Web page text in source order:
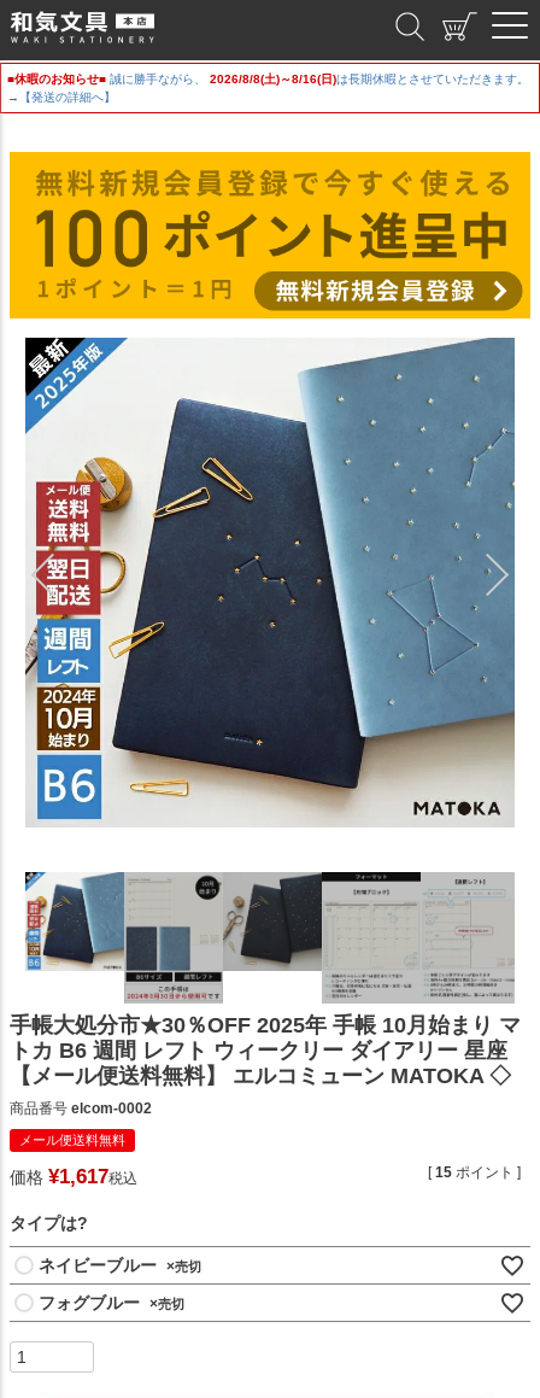
■休暇のお知らせ■ 誠に勝手ながら、 2026/8/8(土)～8/16(日)は長期休暇とさせていただきます。
→【発送の詳細へ】
手帳大処分市★30％OFF 2025年 手帳 10月始まり マ
トカ B6 週間 レフト ウィークリー ダイアリー 星座
【メール便送料無料】 エルコミューン MATOKA ◇
商品番号 elcom-0002
メール便送料無料
価格 ¥1,617税込 [15 ポイント ]
タイプは?
ネイビーブルー ×
フォグブルー ×